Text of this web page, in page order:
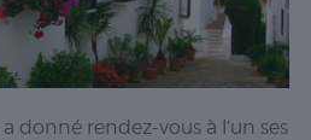
a donné rendez-vous à l’un ses